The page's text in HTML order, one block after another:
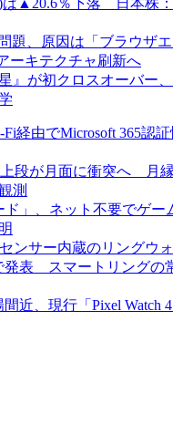
題、原因は「ブラウザ
ーキテクチャ刷新へ
』が初クロスオーバー
経由でMicrosoft 365認
上段が月面に衝突へ 月
測
ド」、ネット不要でゲー
ンサー内蔵のリングウ
発表 スマートリングの
間近、現行「Pixel Watch